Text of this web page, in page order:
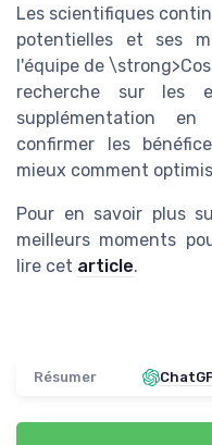
Les scientifiques
potentielles et ses
l'équipe de
recherche sur les
supplémentation
confirmer les
mieux comment
Pour en savoir plus
meilleurs moments
lire cet article.
Résumer